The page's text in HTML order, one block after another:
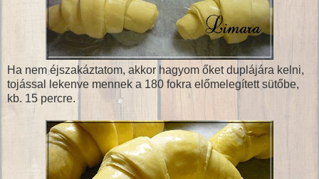
Ha nem éjszakáztatom, akkor hagyom őket duplájára kelni,
tojással lekenve mennek a 180 fokra előmelegített sütőbe,
kb. 15 percre.